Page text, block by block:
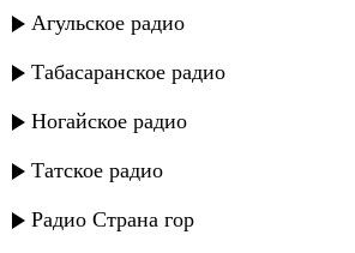
Агульское радио
Табасаранское радио
Ногайское радио
Татское радио
Радио Страна гор
Руслан Магомедов - Безумная
Руслан Магомедов -